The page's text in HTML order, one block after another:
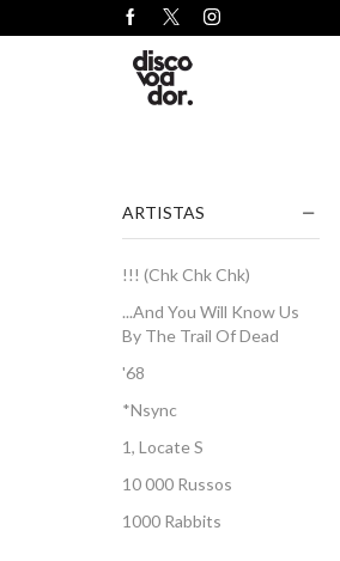
ARTISTAS
!!! (Chk Chk Chk)
...And You Will Know Us
By The Trail Of Dead
'68
*Nsync
1, Locate S
10 000 Russos
1000 Rabbits